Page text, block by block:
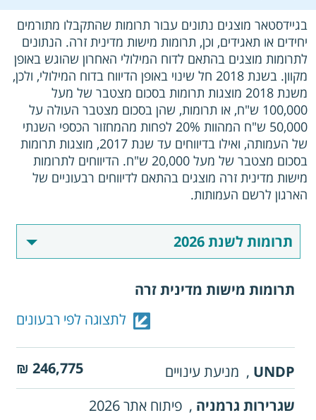
בגיידסטאר מוצגים נתונים עבור תרומות שהתקבלו מתורמים
יחידים או תאגידים, וכן, תרומות מישות מדינית זרה. הנתונים
לתרומות מוצגים בהתאם לדוח המילולי האחרון שהוגש באופן
מקוון. בשנת 2018 חל שינוי באופן הדיווח בדוח המילולי, ולכן,
משנת 2018 מוצגות תרומות בסכום מצטבר של מעל
100,000 ש"ח, או תרומות, שהן בסכום מצטבר העולה על
50,000 ש"ח המהוות 20% לפחות מהמחזור הכספי השנתי
של העמותה, ואילו בדיווחים עד שנת 2017, מוצגות תרומות
בסכום מצטבר של מעל 20,000 ש"ח. הדיווחים לתרומות
מישות מדינית זרה מוצגים בהתאם לדיווחים רבעוניים של
הארגון לרשם העמותות.
תרומות מישות מדינית זרה
לתצוגה לפי רבעונים
UNDP
, מניעת עינויים
246,775 ₪
שגרירות גרמניה ,פיתוח אתר 2026